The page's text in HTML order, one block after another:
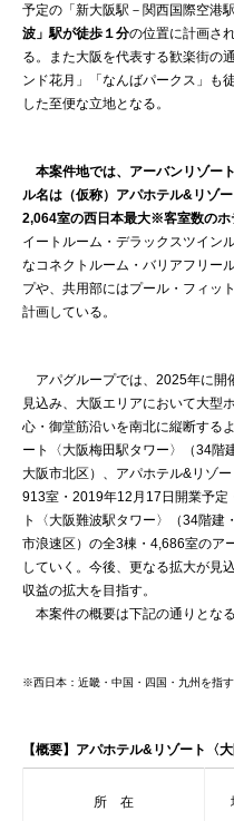
予定の「新大阪駅－関西国際空港駅
波」駅が徒歩１分の位置に計画さ
る。また大阪を代表する歓楽街の
ンド花月」「なんばパークス」も
した至便な立地となる。
本案件地では、アーバンリゾー
ル名は（仮称）アパホテル&リゾ
2,064室の西日本最大※客室数のホ
イートルーム・デラックスツイン
なコネクトルーム・バリアフリー
プや、共用部にはプール・フィッ
計画している。
アパグループでは、2025年に開
見込み、大阪エリアにおいて大型
心・御堂筋沿いを南北に縦断する
ート〈大阪梅田駅タワー〉（34階
大阪市北区）、アパホテル&リゾ
913室・2019年12月17日開業予定
ト〈大阪難波駅タワー〉（34階
市浪速区）の全3棟・4,686室のア
していく。今後、更なる拡大が見
収益の拡大を目指す。
本案件の概要は下記の通りとなる
※西日本：近畿・中国・四国・九州を指す
【概要】アパホテル&リゾート〈
所 在